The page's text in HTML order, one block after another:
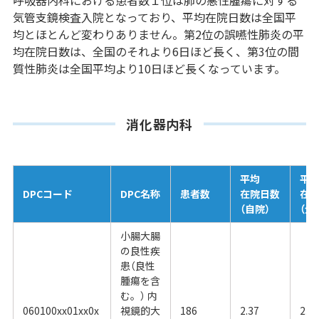
気管支鏡検査入院となっており、平均在院日数は全国平
均とほとんど変わりありません。第2位の誤嚥性肺炎の平
均在院日数は、全国のそれより6日ほど長く、第3位の間
質性肺炎は全国平均より10日ほど長くなっています。
消化器内科
DPCコード DPC名称 患者数
平均
在院日数
（自院）
平
在
（全
060100xx01xx0x
小腸大腸
の良性疾
患（良性
腫瘍を含
む。） 内
視鏡的大
186 2.37 2.63